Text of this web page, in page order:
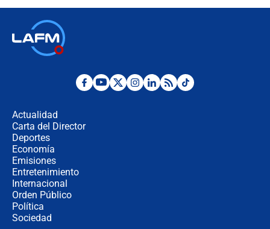
Posesión de Abelardo De La Espriella
Actualidad
Carta del Director
Deportes
Economía
Emisiones
Entretenimiento
Internacional
Orden Público
Política
Sociedad